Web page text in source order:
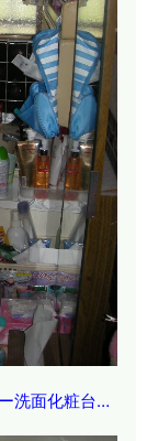
洗面化粧台…